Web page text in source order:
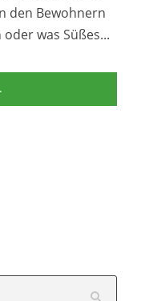
den Bewohnern
was Süßes...